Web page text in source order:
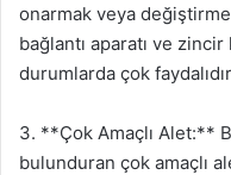
onarmak veya
bağlantı aparatı ve zincir
durumlarda çok
3. **Çok Amaçlı Alet:**
bulunduran çok amaçlı